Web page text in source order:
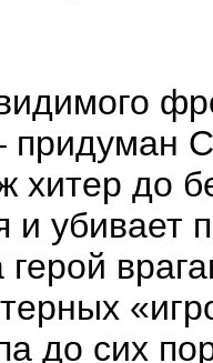
придуман
хитер до
и убивает
до сих